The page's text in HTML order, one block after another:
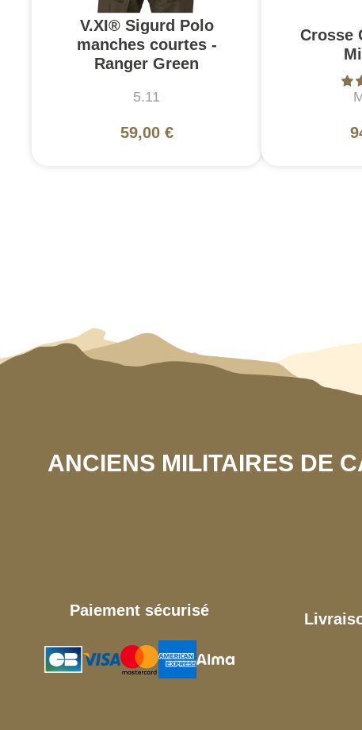
V.XI® Sigurd Polo
manches courtes -
Ranger Green
5.11
59,00 €
Crosse
ANCIENS MILITAIRES DE
Paiement sécurisé